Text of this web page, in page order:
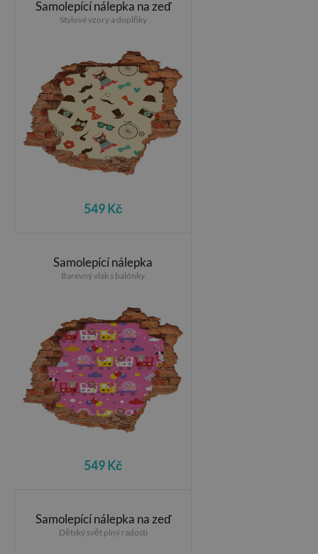
Samolepící nálepka na zeď
Stylové vzory a doplňky
549 Kč
Samolepící nálepka
Barevný vlak s balónky
549 Kč
Samolepící nálepka na zeď
Dětský svět plný radosti